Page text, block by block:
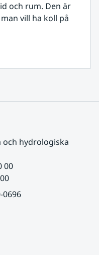
och rum. Den är
vill ha koll på
och hydrologiska
00